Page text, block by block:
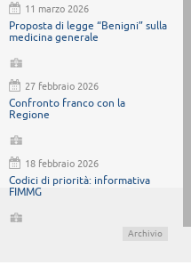
11 marzo 2026
Proposta di legge “Benigni” sulla
medicina generale
27 febbraio 2026
Confronto franco con la
Regione
18 febbraio 2026
Codici di priorità: informativa
FIMMG
Archivio